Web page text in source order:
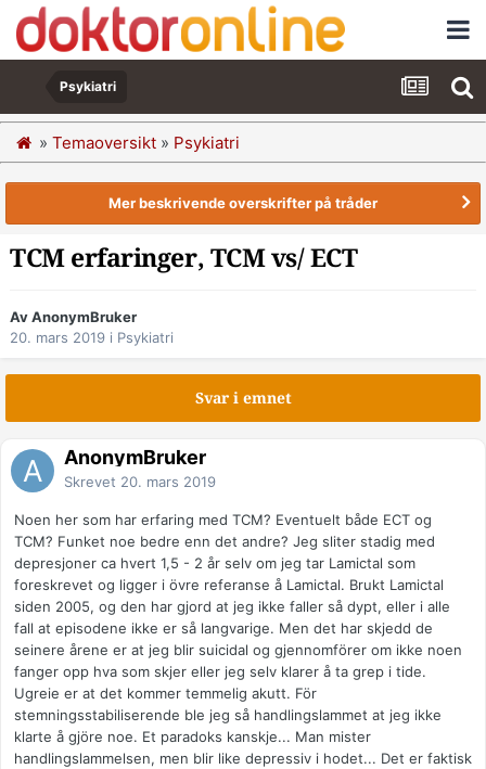
Psykiatri
» Temaoversikt » Psykiatri
Mer beskrivende overskrifter på tråder
TCM erfaringer, TCM vs/ ECT
Av AnonymBruker
20. mars 2019 i Psykiatri
Svar i emnet
AnonymBruker
Skrevet 20. mars 2019
Noen her som har erfaring med TCM? Eventuelt både ECT og
TCM? Funket noe bedre enn det andre? Jeg sliter stadig med
depresjoner ca hvert 1,5 - 2 år selv om jeg tar Lamictal som
foreskrevet og ligger i övre referanse å Lamictal. Brukt Lamictal
siden 2005, og den har gjord at jeg ikke faller så dypt, eller i alle
fall at episodene ikke er så langvarige. Men det har skjedd de
seinere årene er at jeg blir suicidal og gjennomförer om ikke noen
fanger opp hva som skjer eller jeg selv klarer å ta grep i tide.
Ugreie er at det kommer temmelig akutt. För
stemningsstabiliserende ble jeg så handlingslammet at jeg ikke
klarte å gjöre noe. Et paradoks kanskje... Man mister
handlingslammelsen, men blir like depressiv i hodet... Det er faktisk